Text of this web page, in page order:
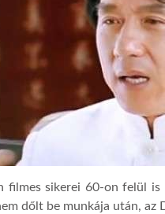
filmes sikerei 60-on felül
dőlt be munkája után, az